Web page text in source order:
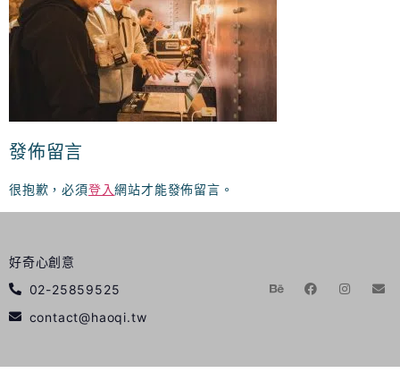
發佈留言
很抱歉，必須登入網站才能發佈留言。
好奇心創意
02-25859525
contact@haoqi.tw